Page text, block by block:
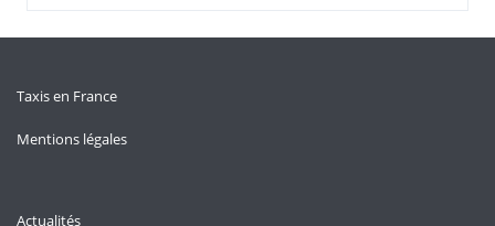
Taxis en France
Mentions légales
Actualités